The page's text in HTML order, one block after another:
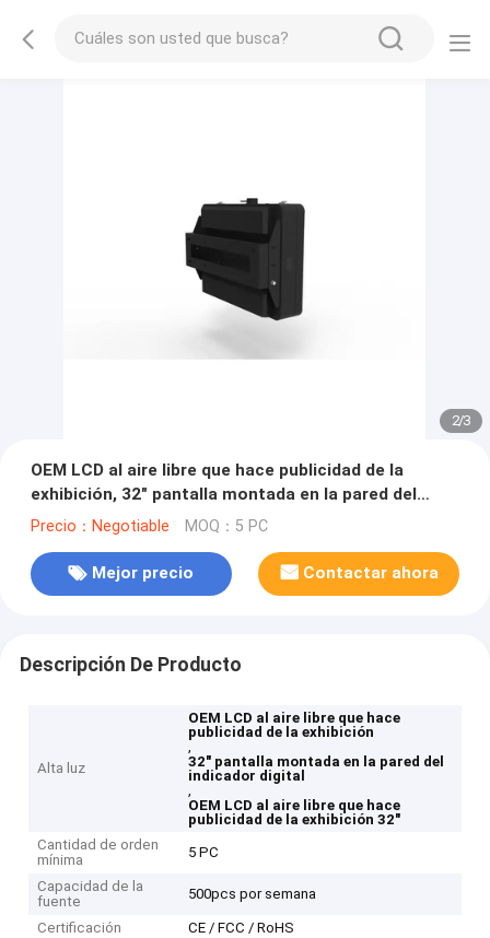
2/3
OEM LCD al aire libre que hace publicidad de la
exhibición, 32" pantalla montada en la pared del
indicador digital
Precio：Negotiable MOQ：5 PC
Mejor precio Contactar ahora
Descripción De Producto
Alta luz
OEM LCD al aire libre que hace
publicidad de la exhibición
,
32" pantalla montada en la pared del
indicador digital
,
OEM LCD al aire libre que hace
publicidad de la exhibición 32"
Cantidad de orden
mínima
5 PC
Capacidad de la
fuente
500pcs por semana
Certificación
CE / FCC / RoHS